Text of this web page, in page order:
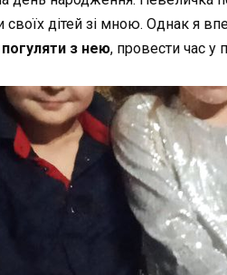
дітей зі мною. Однак я
з нею, провести час у